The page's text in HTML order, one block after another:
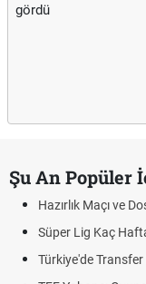
gördü
Şu An Popüler
Hazırlık Maçı ve
Süper Lig Kaç
Türkiye'de